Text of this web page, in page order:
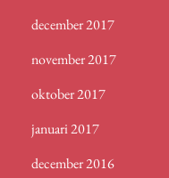
december 2017
november 2017
oktober 2017
januari 2017
december 2016